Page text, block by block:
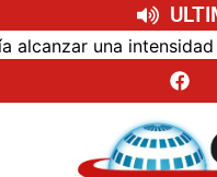
una intensidad